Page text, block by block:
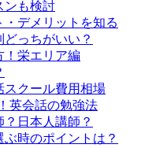
ンも検討
デメリットを知る
っちがいい？
！栄エリア編
スクール費用相場
英会話の勉強法
日本人講師？
時のポイントは？